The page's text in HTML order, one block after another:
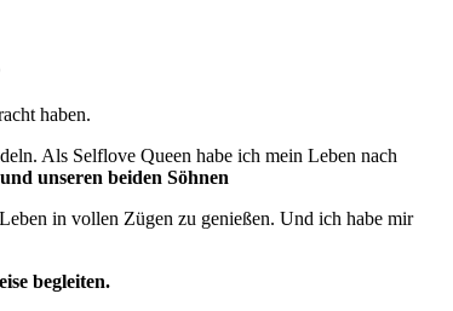
haben.
Als Selflove Queen habe ich mein Leben nach
unseren beiden Söhnen
in vollen Zügen zu genießen. Und ich habe mir
begleiten.